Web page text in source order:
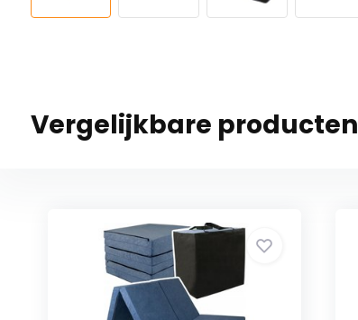
Vergelijkbare producten